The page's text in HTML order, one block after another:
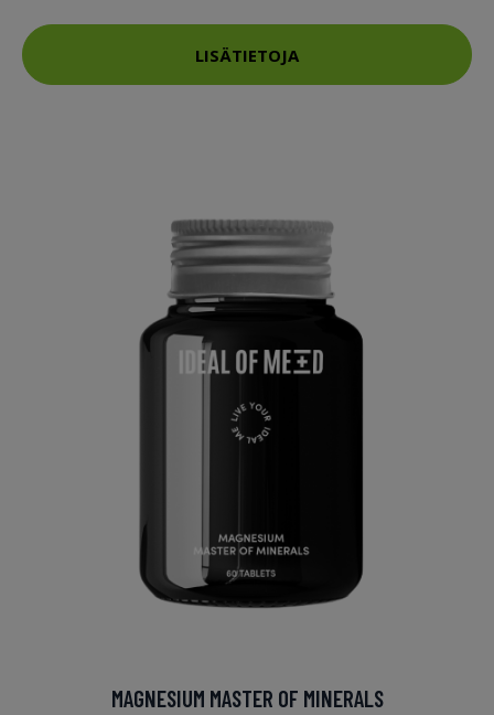
LISÄTIETOJA
MAGNESIUM MASTER OF MINERALS